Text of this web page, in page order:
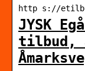
http s://
JYSK
tilbud,